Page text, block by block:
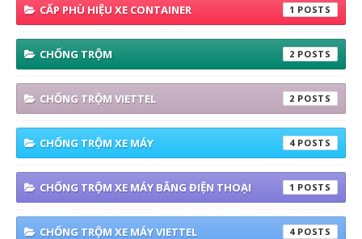
CẤP PHÙ HIỆU XE CONTAINER 1
CHỐNG TRỘM 2
CHỐNG TRỘM VIETTEL 2
CHỐNG TRỘM XE MÁY 4
CHỐNG TRỘM XE MÁY BẰNG ĐIỆN THOẠI 1
CHỐNG TRỘM XE MÁY VIETTEL 4